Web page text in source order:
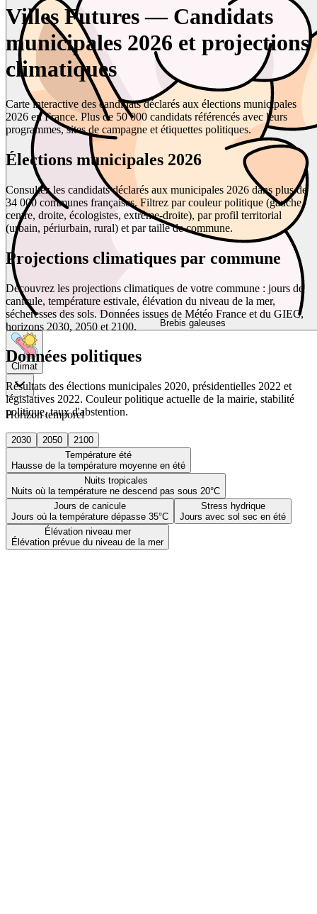
Brebis galeuses
Climat
Horizon temporel
2030 2050
2100
Température été
Hausse de la température moyenne en été
Nuits tropicales
Nuits où la température ne descend pas sous 20°C
Jours de canicule
Jours où la température dépasse 35°C
Stress hydrique
Jours avec sol sec en été
Élévation niveau mer
Élévation prévue du niveau de la mer
Villes Futures — Candidats
municipales 2026 et projections
climatiques
Carte interactive des candidats déclarés aux élections municipales
2026 en France. Plus de 50 000 candidats référencés avec leurs
programmes, sites de campagne et étiquettes politiques.
Élections municipales 2026
Consultez les candidats déclarés aux municipales 2026 dans plus de
34 000 communes françaises. Filtrez par couleur politique (gauche,
centre, droite, écologistes, extrême-droite), par profil territorial
(urbain, périurbain, rural) et par taille de commune.
Projections climatiques par commune
Découvrez les projections climatiques de votre commune : jours de
canicule, température estivale, élévation du niveau de la mer,
sécheresses des sols. Données issues de Météo France et du GIEC,
horizons 2030, 2050 et 2100.
Données politiques
Résultats des élections municipales 2020, présidentielles 2022 et
législatives 2022. Couleur politique actuelle de la mairie, stabilité
politique, taux d'abstention.